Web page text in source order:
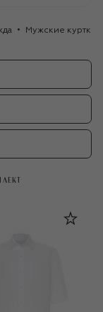
Мужские куртки